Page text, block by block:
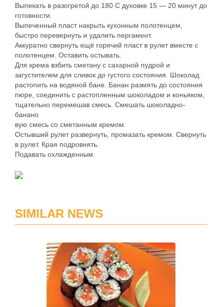
Выпекать в разогретой до 180 С духовке 15 — 20 минут до
готовности.
Выпеченный пласт накрыть кухонным полотенцем,
быстро перевернуть и удалить пергамент.
Аккуратно свернуть ещё горячий пласт в рулет вместе с
полотенцем. Оставить остывать.
Для крема взбить сметану с сахарной пудрой и
загустителем для сливок до густого состояния. Шоколад
растопить на водяной бане. Банан размять до состояния
пюре, соединить с растопленным шоколадом и коньяком,
тщательно перемешав смесь. Смешать шоколадно-
банано
вую смесь со сметанным кремом.
Остывший рулет развернуть, промазать кремом. Свернуть
в рулет. Края подровнять.
Подавать охлажденным.
SIMILAR NEWS